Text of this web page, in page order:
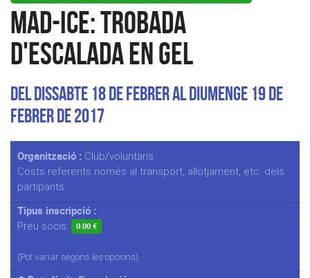
Mad-Ice: Trobada
d'escalada en Gel
Del Dissabte 18 de Febrer al Diumenge 19 de
Febrer de 2017
Organització : Club/voluntaris
Costs referents només al transport, allotjament, etc. dels
partipants.
Tipus inscripció :
Preu socis: 0.00 €
(Pot variar segons les opcions)